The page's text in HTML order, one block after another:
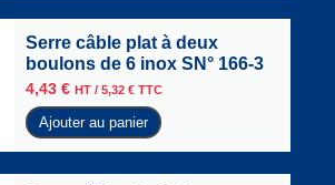
Serre câble plat à deux
boulons de 6 inox SN° 166-3
4,43 € HT / 5,32 € TTC
Ajouter au panier